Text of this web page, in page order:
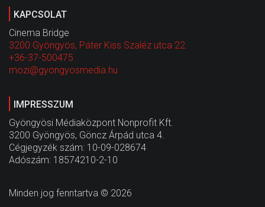
KAPCSOLAT
Cinema Bridge
3200 Gyöngyös, Páter Kiss Szaléz utca 22.
+36-37-500475
mozi@gyongyosmedia.hu
IMPRESSZUM
Gyöngyösi Médiaközpont Nonprofit Kft.
3200 Gyöngyös, Göncz Árpád utca 4.
Cégjegyzék szám: 10-09-028674
Adószám: 18574210-2-10
Minden jog fenntartva © 2026